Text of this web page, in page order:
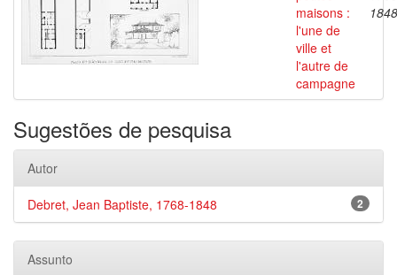
maisons :
l'une de
ville et
l'autre de
campagne
1848
Sugestões de pesquisa
Autor
2
Debret, Jean Baptiste, 1768-1848
Assunto